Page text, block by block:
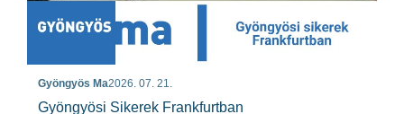
Gyöngyös Ma2026. 07. 21.
Gyöngyösi Sikerek Frankfurtban